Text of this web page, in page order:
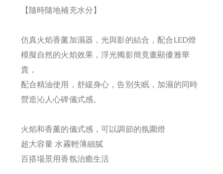
【隨時隨地補充水分】
仿真火焰香薰加濕器，光與影的結合，配合LED燈
模擬自然的火焰效果，浮光獨影簡竟畫顯優雅華
貴，
配合精油使用，舒緩身心，告別失眠，加濕的同時
營造沁人心碑儀式感。
火焰和香薰的儀式感，可以調節的氛圍燈
超大容量 水霧輕薄細膩
百搭場景用香氛治癒生活